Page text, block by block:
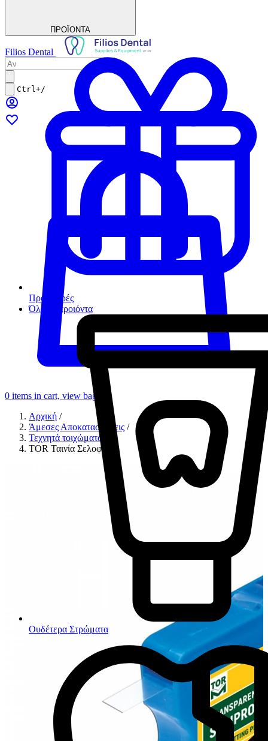
ΠΡΟΪΟΝΤΑ
Προσφορές
Όλα τα προιόντα
Ουδέτερα Στρώματα
Filios Dental
Ctrl+/
0 items in cart, view bag
Αρχική /
Άμεσες Αποκαταστάσεις /
Τεχνητά τοιχώματα
TOR Ταινία Σελοφάνης